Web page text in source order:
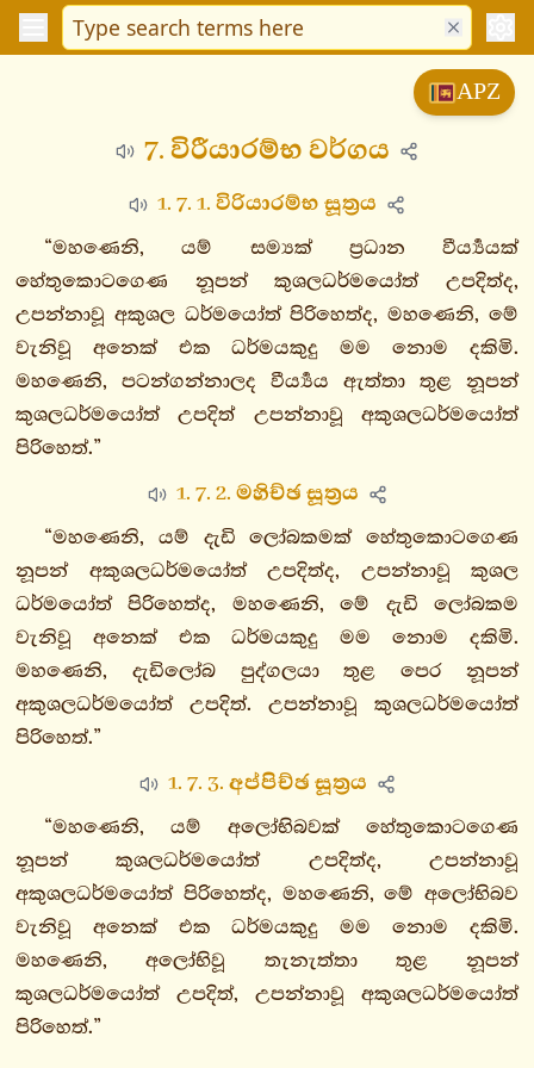
දීඝනිකාය
සංයුත්තනිකාය
අඞ්ගුත්තරනිකාය
1. එකක
නිපාතො
1.
චිත්තපරියාදානවග්ගො
2.
අකම්මනියවග්ගො
4.
අදන්තවග්ගො
5.
සූකවග්ගො
6.
වීරියාරම්භවග්ගො
8.
කල්‍යාණමිත්තවග්ගො
9.
පමාදවග්ගො
10.
අජ්ඣත්තිකවග්ගො
APZ
7. විරීයාරම්භ වර්ගය
1. 7. 1. විරියාරම්භ සූත්‍රය
“මහණෙනි, යම් සම්‍යක් ප්‍රධාන වීර්‍ය්‍යයක්
හේතුකොටගෙණ නූපන් කුශලධර්මයෝත් උපදිත්ද,
උපන්නාවූ අකුශල ධර්මයෝත් පිරිහෙත්ද, මහණෙනි, මේ
වැනිවූ අනෙක් එක ධර්මයකුදු මම නොම දකිමි.
මහණෙනි, පටන්ගන්නාලද වීර්‍ය්‍යය ඇත්තා තුළ නූපන්
කුශලධර්මයෝත් උපදිත් උපන්නාවූ අකුශලධර්මයෝත්
පිරිහෙත්.”
1. 7. 2. මහිච්ඡ සූත්‍රය
“මහණෙනි, යම් දැඩි ලෝබකමක් හේතුකොටගෙණ
නූපන් අකුශලධර්මයෝත් උපදිත්ද, උපන්නාවූ කුශල
ධර්මයෝත් පිරිහෙත්ද, මහණෙනි, මේ දැඩි ලෝබකම
වැනිවූ අනෙක් එක ධර්මයකුදු මම නොම දකිමි.
මහණෙනි, දැඩිලෝබ පුද්ගලයා තුළ පෙර නූපන්
අකුශලධර්මයෝත් උපදිත්. උපන්නාවූ කුශලධර්මයෝත්
පිරිහෙත්.”
1. 7. 3. අප්පිච්ඡ සූත්‍රය
“මහණෙනි, යම් අලෝභිබවක් හේතුකොටගෙණ
නූපන් කුශලධර්මයෝත් උපදිත්ද, උපන්නාවූ
අකුශලධර්මයෝත් පිරිහෙත්ද, මහණෙනි, මේ අලෝභිබව
වැනිවූ අනෙක් එක ධර්මයකුදු මම නොම දකිමි.
මහණෙනි, අලෝභිවූ තැනැත්තා තුළ නූපන්
කුශලධර්මයෝත් උපදිත්, උපන්නාවූ අකුශලධර්මයෝත්
පිරිහෙත්.”